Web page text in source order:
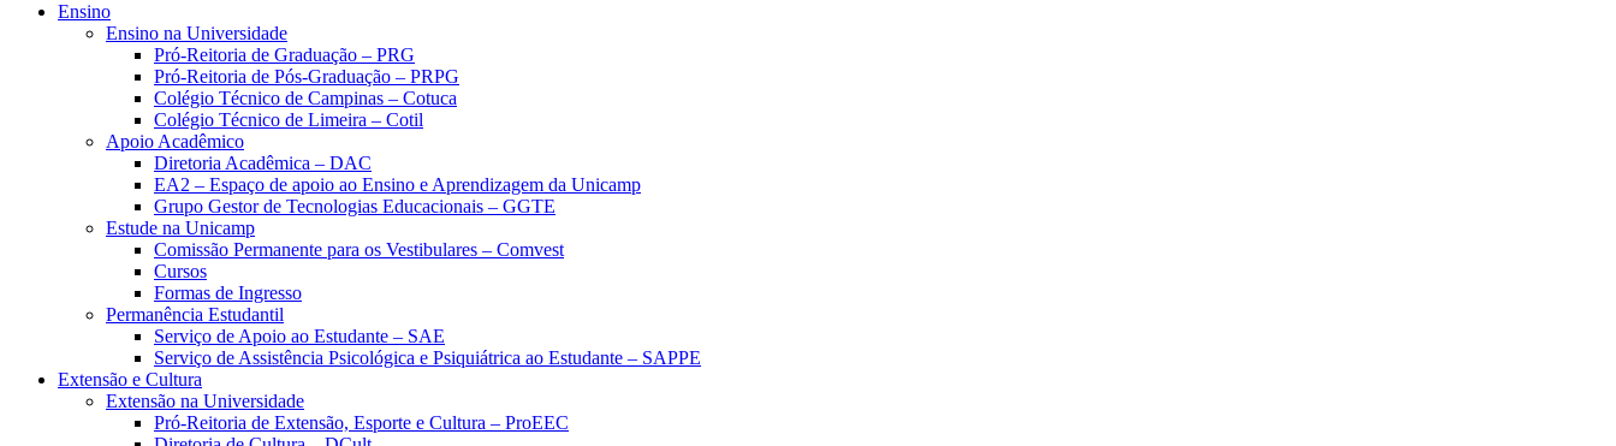
Ensino
Ensino na Universidade
Pró-Reitoria de Graduação – PRG
Pró-Reitoria de Pós-Graduação – PRPG
Colégio Técnico de Campinas – Cotuca
Colégio Técnico de Limeira – Cotil
Apoio Acadêmico
Diretoria Acadêmica – DAC
EA2 – Espaço de apoio ao Ensino e Aprendizagem da Unicamp
Grupo Gestor de Tecnologias Educacionais – GGTE
Estude na Unicamp
Comissão Permanente para os Vestibulares – Comvest
Cursos
Formas de Ingresso
Permanência Estudantil
Serviço de Apoio ao Estudante – SAE
Serviço de Assistência Psicológica e Psiquiátrica ao Estudante – SAPPE
Extensão e Cultura
Extensão na Universidade
Pró-Reitoria de Extensão, Esporte e Cultura – ProEEC